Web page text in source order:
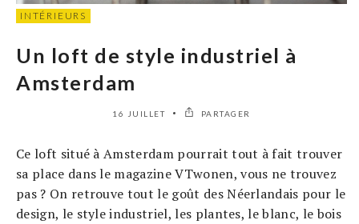
INTÉRIEURS
Un loft de style industriel à
Amsterdam
16 JUILLET PARTAGER
Ce loft situé à Amsterdam pourrait tout à fait trouver
sa place dans le magazine VTwonen, vous ne trouvez
pas ? On retrouve tout le goût des Néerlandais pour le
design, le style industriel, les plantes, le blanc, le bois